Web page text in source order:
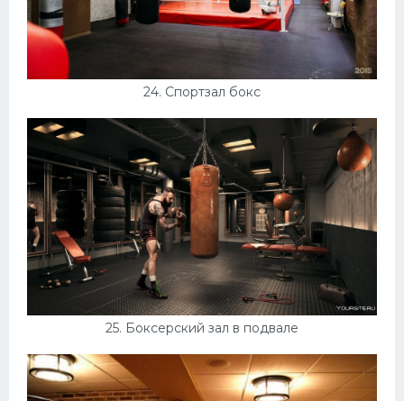
24. Спортзал бокс
25. Боксерский зал в подвале